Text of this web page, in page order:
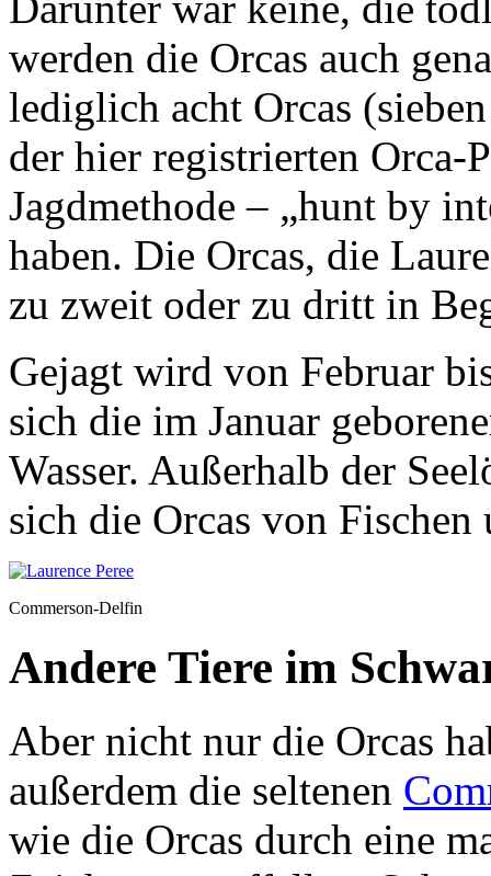
werden die Orcas auch
lediglich acht Orcas
der hier registrierten Orca-
Jagdmethode – „hunt by
haben. Die Orcas, die
zu zweit oder zu dritt in
Gejagt wird von Februar
sich die im Januar
Wasser. Außerhalb der
sich die Orcas von Fischen
Commerson-Delfin
Andere Tiere im
Aber nicht nur die Orcas
außerdem die seltenen
wie die Orcas durch eine